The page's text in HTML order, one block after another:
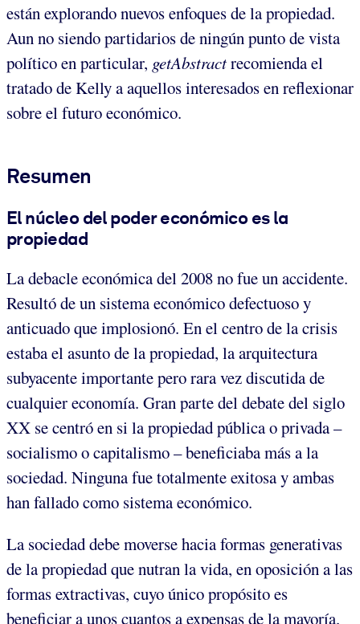
están explorando nuevos enfoques de la propiedad.
Aun no siendo partidarios de ningún punto de vista
político en particular, getAbstractrecomienda el
tratado de Kelly a aquellos interesados en reflexionar
sobre el futuro económico.
Resumen
El núcleo del poder económico es la
propiedad
La debacle económica del 2008 no fue un accidente.
Resultó de un sistema económico defectuoso y
anticuado que implosionó. En el centro de la crisis
estaba el asunto de la propiedad, la arquitectura
subyacente importante pero rara vez discutida de
cualquier economía. Gran parte del debate del siglo
XX se centró en si la propiedad pública o privada –
socialismo o capitalismo – beneficiaba más a la
sociedad. Ninguna fue totalmente exitosa y ambas
han fallado como sistema económico.
La sociedad debe moverse hacia formas generativas
de la propiedad que nutran la vida, en oposición a las
formas extractivas, cuyo único propósito es
beneficiar a unos cuantos a expensas de la mayoría.